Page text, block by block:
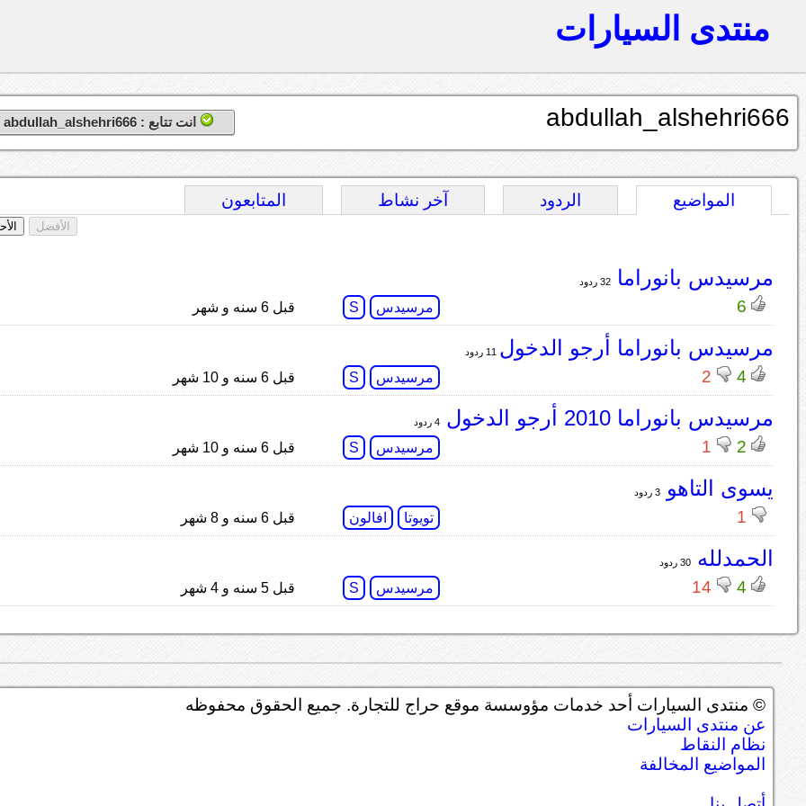
منتدى السيارات
abdullah_alshehri666 انت تتابع : abdullah_alshehri666
المواضيع الردود آخر نشاط المتابعون
الأفضل
مرسيدس بانوراما32 ردود
6 مرسيدس S قبل 6 سنه و شهر
مرسيدس بانوراما أرجو الدخول
4
2 مرسيدس S قبل 6 سنه و 10 شهر
مرسيدس بانوراما 2010 أرجو الدخول 4 ردود
2
1 مرسيدس S قبل 6 سنه و 10 شهر
يسوى التاهو3 ردود
1 تويوتا افالون قبل 6 سنه و 8 شهر
الحمدلله30 ردود
4
14 مرسيدس S قبل 5 سنه و 4 شهر
© منتدى السيارات أحد خدمات مؤوسسة موقع حراج للتجارة. جميع الحقوق محفوظه
عن منتدى السيارات
نظام النقاط
المواضيع المخالفة